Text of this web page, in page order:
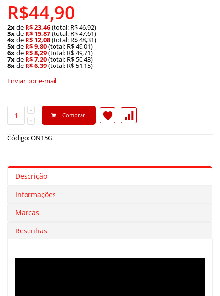
R$44,90
2xde R$ 23,46(total: R$ 46,92)
3xde R$ 15,87(total: R$ 47,61)
4xde R$ 12,08(total: R$ 48,31)
5xde R$ 9,80(total: R$ 49,01)
6xde R$ 8,29(total: R$ 49,71)
7xde R$ 7,20(total: R$ 50,43)
8xde R$ 6,39(total: R$ 51,15)
Enviar por e-mail
Comprar
Código: ON15G
Descrição
Informações
Marcas
Resenhas